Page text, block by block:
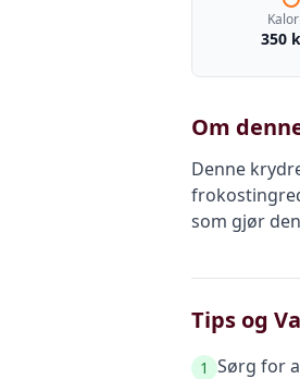
350
Om
Denne
som gjør
Tips og
1 Sørg for